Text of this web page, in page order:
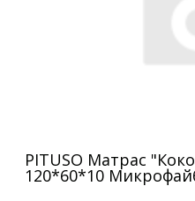
PITUSO Матрас
120*60*10